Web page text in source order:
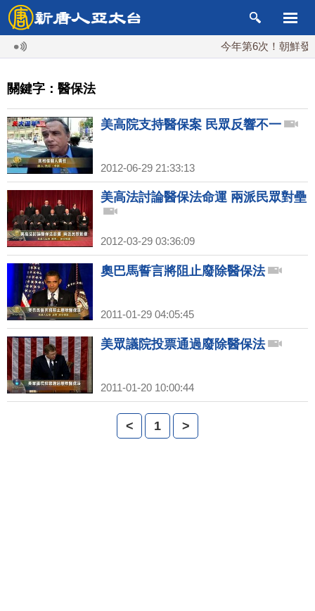
今年第6次！朝鮮發
關鍵字：醫保法
美高院支持醫保案 民眾反響不一
2012-06-29 21:33:13
美高法討論醫保法命運 兩派民眾對壘
2012-03-29 03:36:09
奧巴馬誓言將阻止廢除醫保法
2011-01-29 04:05:45
美眾議院投票通過廢除醫保法
2011-01-20 10:00:44
< 1 >